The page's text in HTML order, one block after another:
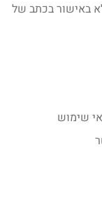
באישור בכתב של
שימוש